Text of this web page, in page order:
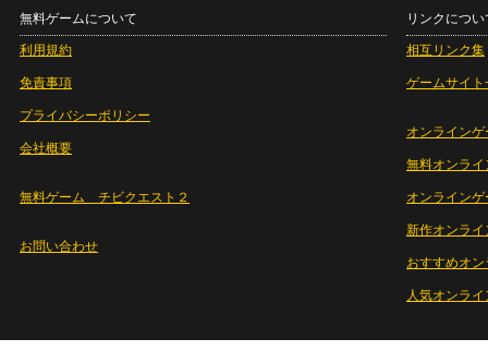
無料ゲームについて
利用規約
免責事項
プライバシーポリシー
会社概要
無料ゲーム チビクエスト２
お問い合わせ
リンクについ
相互リンク集
ゲームサイト
オンラインゲ
無料オンライ
オンライン
新作オンライ
おすすめオ
人気オンラ